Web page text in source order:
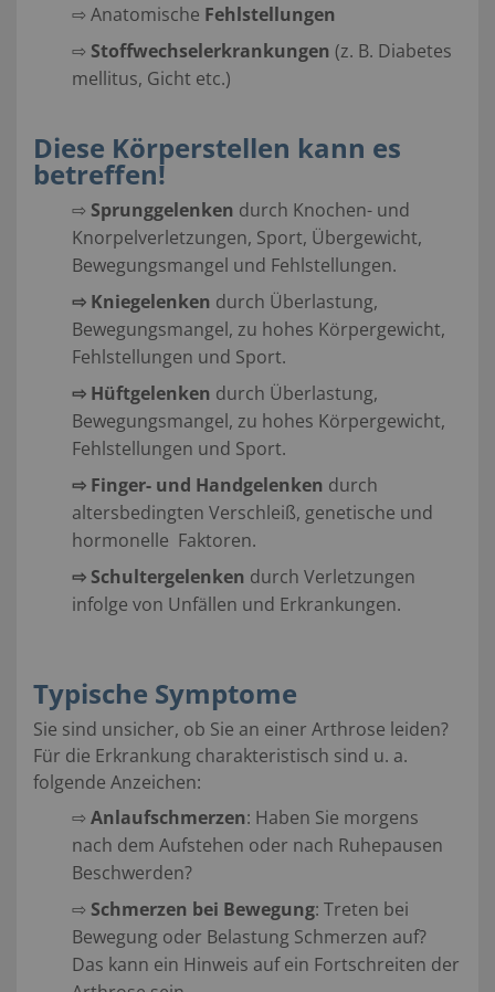
⇨ Anatomische Fehlstellungen
⇨ Stoffwechselerkrankungen (z. B. Diabetes
mellitus, Gicht etc.)
Diese Körperstellen kann es
betreffen!
⇨ Sprunggelenken durch Knochen- und
Knorpelverletzungen, Sport, Übergewicht,
Bewegungsmangel und Fehlstellungen.
⇨ Kniegelenken durch Überlastung,
Bewegungsmangel, zu hohes Körpergewicht,
Fehlstellungen und Sport.
⇨ Hüftgelenken durch Überlastung,
Bewegungsmangel, zu hohes Körpergewicht,
Fehlstellungen und Sport.
⇨ Finger- und Handgelenken durch
altersbedingten Verschleiß, genetische und
hormonelle Faktoren.
⇨ Schultergelenken durch Verletzungen
infolge von Unfällen und Erkrankungen.
Typische Symptome
Sie sind unsicher, ob Sie an einer Arthrose leiden?
Für die Erkrankung charakteristisch sind u. a.
folgende Anzeichen:
⇨ Anlaufschmerzen: Haben Sie morgens
nach dem Aufstehen oder nach Ruhepausen
Beschwerden?
⇨ Schmerzen bei Bewegung: Treten bei
Bewegung oder Belastung Schmerzen auf?
Das kann ein Hinweis auf ein Fortschreiten der